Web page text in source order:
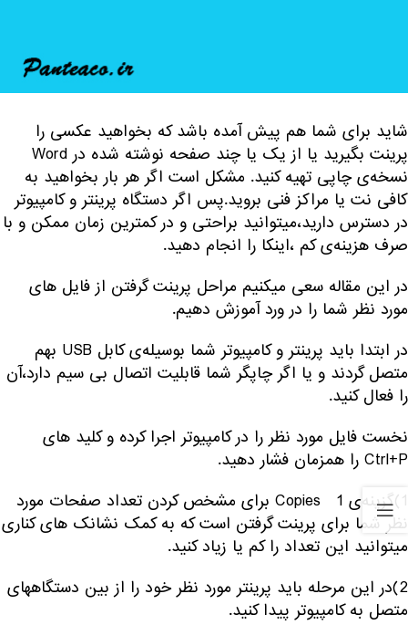
شاید برای شما هم پیش آمده باشد که بخواهید عکسی را
پرینت بگیرید یا از یک یا چند صفحه نوشته‌ شده در Word
نسخه‌ی چاپی تهیه کنید. مشکل است اگر هر بار بخواهید به
کافی نت یا مراکز فنی بروید.پس اگر دستگاه پرینتر و کامپیوتر
در دسترس دارید،میتوانید براحتی و در کمترین زمان ممکن و با
صرف هزینه‌ی کم ،اینکا را انجام دهید.
در این مقاله سعی میکنیم مراحل پرینت گرفتن از فایل های
مورد نظر شما را در ورد آموزش دهیم.
در ابتدا باید پرینتر و کامپیوتر شما بوسیله‌ی کابل USB بهم
متصل گردند و یا اگر چاپگر شما قابلیت اتصال بی سیم دارد،آن
را فعال کنید.
نخست فایل مورد نظر را در کامپیوتر اجرا کرده و کلید های
Ctrl+P را همزمان فشار دهید.
1)گزینه‌ی Copies 1 برای مشخص کردن تعداد صفحات مورد
نظر شما برای پرینت گرفتن است که به کمک نشانک های کناری
میتوانید این تعداد را کم یا زیاد کنید.
2)در این مرحله باید پرینتر مورد نظر خود را از بین دستگاههای
متصل به کامپیوتر پیدا کنید.